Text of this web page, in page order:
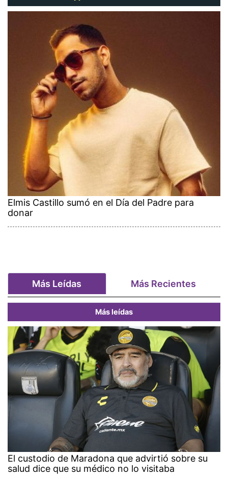
Elmis Castillo sumó en el Día del Padre para
donar
Más Leídas Más Recientes
Más leídas
El custodio de Maradona que advirtió sobre su
salud dice que su médico no lo visitaba